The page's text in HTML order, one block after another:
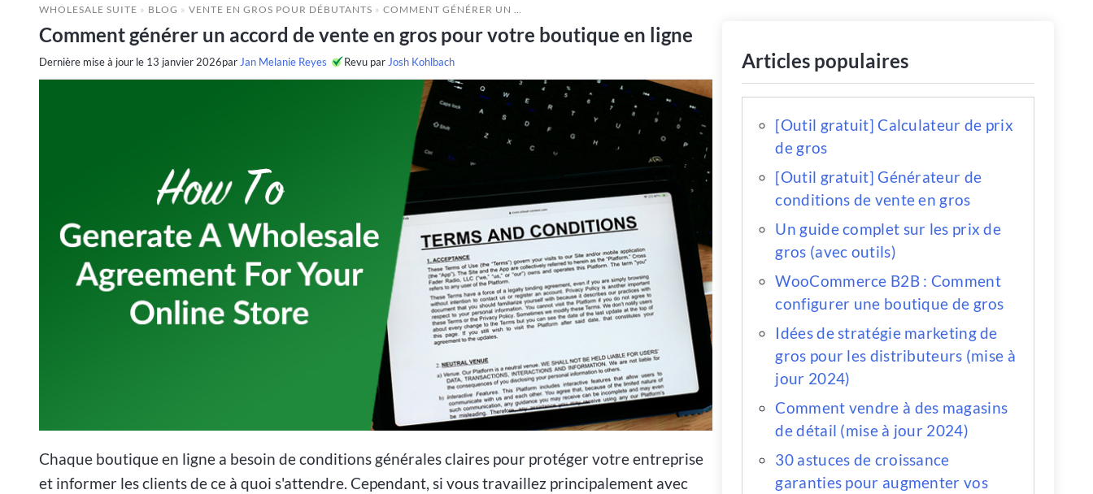
WHOLESALE SUITE » BLOG » VENTE EN GROS POUR DÉBUTANTS » COMMENT GÉNÉRER UN ACCORD DE VENTE EN GROS POUR VOTRE BOUTIQUE EN LIGNE
Comment générer un accord de vente en gros pour votre boutique en ligne
Dernière mise à jour le 13 janvier 2026par Jan Melanie Reyes Revu par Josh Kohlbach
Chaque boutique en ligne a besoin de conditions générales claires pour protéger votre entreprise
et informer les clients de ce à quoi s'attendre. Cependant, si vous travaillez principalement avec
Articles populaires
[Outil gratuit] Calculateur de prix
de gros
[Outil gratuit] Générateur de
conditions de vente en gros
Un guide complet sur les prix de
gros (avec outils)
WooCommerce B2B : Comment
configurer une boutique de gros
Idées de stratégie marketing de
gros pour les distributeurs (mise à
jour 2024)
Comment vendre à des magasins
de détail (mise à jour 2024)
30 astuces de croissance
garanties pour augmenter vos